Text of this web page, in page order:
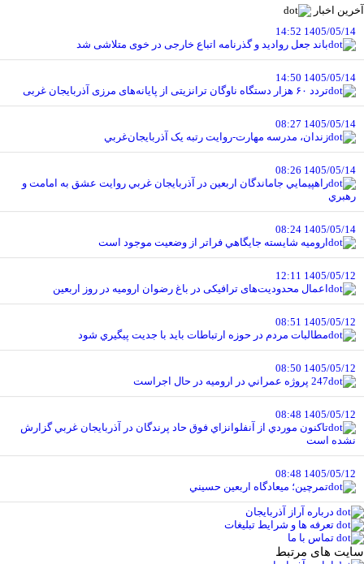
آخرین اخبار
1405/05/14 14:52
باند جعل روادید و گذرنامه اتباع خارجی در خوی متلاشی شد
1405/05/14 14:50
تردد ۶۰ هزار دستگاه ناوگان ترانزیتی از پایانه‌های مرزی آذربایجان ‌غربی
1405/05/14 08:27
زندان، مدرسه مهارت-روايت رتبه يک آذربايجان‌غربي
1405/05/14 08:26
راهپيمايي جاماندگان اربعين در آذربايجان غربي روايت عشق به امامت و
رهبري
1405/05/14 08:24
اروميه شايسته جايگاهي فراتر از وضعيت موجود است
1405/05/12 12:11
اعمال محدودیت‌های ترافیکی در باغ رضوان ارومیه در روز اربعین
1405/05/12 08:51
مطالبات مردم در حوزه ارتباطات بايد با جديت پيگيري شود
1405/05/12 08:50
247 پروژه عمراني در اروميه در حال اجراست
1405/05/12 08:48
تاکنون موردي از آنفلوانزاي فوق حاد پرندگان در آذربايجان غربي گزارش
نشده است
1405/05/12 08:48
تمرچين؛ ميعادگاه اربعين حسيني
درباره آراز آذربایجان
تعرفه ها و شرایط تبلیغات
تماس با ما
سایت های مرتبط